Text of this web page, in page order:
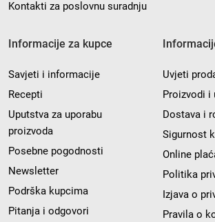
Kontakti za poslovnu suradnju
Informacije za kupce
Savjeti i informacije
Recepti
Uputstva za uporabu
proizvoda
Posebne pogodnosti
Newsletter
Podrška kupcima
Pitanja i odgovori
Uvjeti
Proizvodi i
Dostava i
Sigurnost
Online
Politika
Izjava o
Pravila o